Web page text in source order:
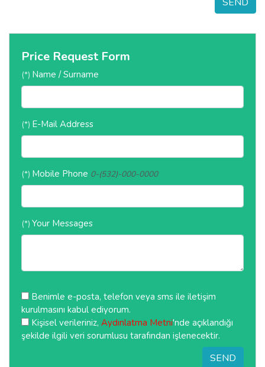
Price Request Form
(*) Name / Surname
(*) E-Mail Address
(*) Mobile Phone 0-(532)-000-0000
(*) Your Messages
Benimle e-posta, telefon veya sms ile iletişim
kurulmasını kabul ediyorum.
Kişisel verileriniz, Aydınlatma Metni'nde açıklandığı
şekilde ilgili veri sorumlusu tarafından işlenecektir.
SEND